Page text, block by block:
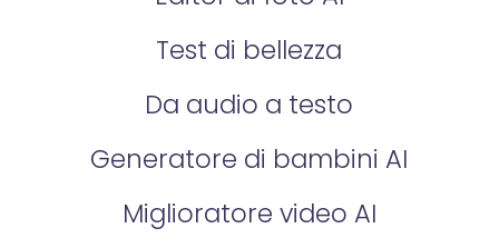
Test di bellezza
Da audio a testo
Generatore di bambini AI
Miglioratore video AI